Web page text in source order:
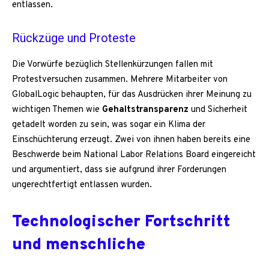
entlassen.
Rückzüge und Proteste
Die Vorwürfe bezüglich Stellenkürzungen fallen mit
Protestversuchen zusammen. Mehrere Mitarbeiter von
GlobalLogic behaupten, für das Ausdrücken ihrer Meinung zu
wichtigen Themen wie Gehaltstransparenz und Sicherheit
getadelt worden zu sein, was sogar ein Klima der
Einschüchterung erzeugt. Zwei von ihnen haben bereits eine
Beschwerde beim National Labor Relations Board eingereicht
und argumentiert, dass sie aufgrund ihrer Forderungen
ungerechtfertigt entlassen wurden.
Technologischer Fortschritt
und menschliche